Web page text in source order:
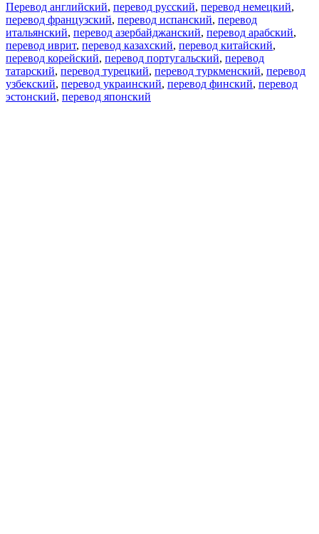
Перевод английский, перевод русский, перевод немецкий,
перевод французский, перевод испанский, перевод
итальянский, перевод азербайджанский, перевод арабский,
перевод иврит, перевод казахский, перевод китайский,
перевод корейский, перевод португальский, перевод
татарский, перевод турецкий, перевод туркменский, перевод
узбекский, перевод украинский, перевод финский, перевод
эстонский, перевод японский